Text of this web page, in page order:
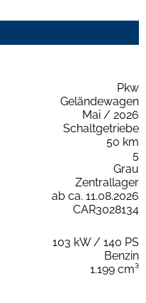
Pkw
Geländewagen
Mai / 2026
Schaltgetriebe
50 km
5
Grau
Zentrallager
ab ca. 11.08.2026
CAR3028134
103 kW / 140 PS
Benzin
1.199 cm³